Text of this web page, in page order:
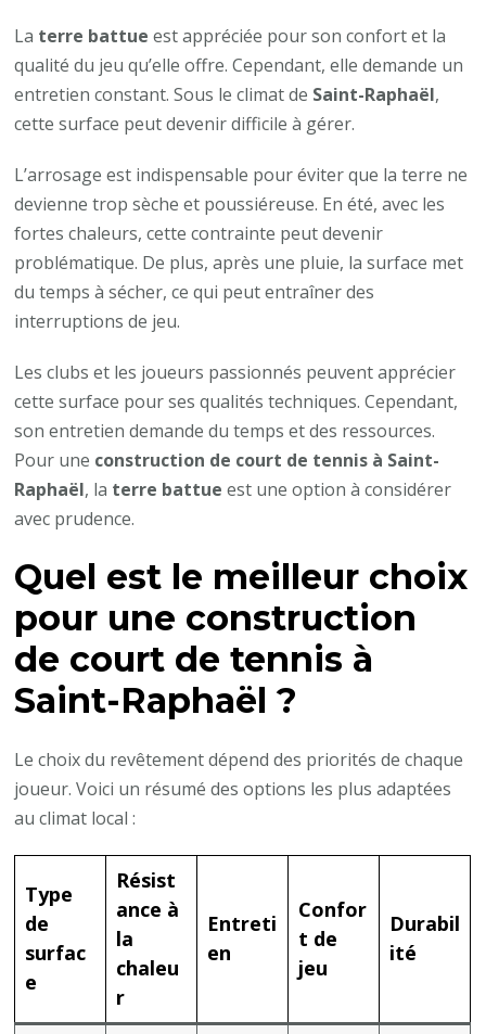
La terre battue est appréciée pour son confort et la
qualité du jeu qu’elle offre. Cependant, elle demande un
entretien constant. Sous le climat de Saint-Raphaël,
cette surface peut devenir difficile à gérer.
L’arrosage est indispensable pour éviter que la terre ne
devienne trop sèche et poussiéreuse. En été, avec les
fortes chaleurs, cette contrainte peut devenir
problématique. De plus, après une pluie, la surface met
du temps à sécher, ce qui peut entraîner des
interruptions de jeu.
Les clubs et les joueurs passionnés peuvent apprécier
cette surface pour ses qualités techniques. Cependant,
son entretien demande du temps et des ressources.
Pour une construction de court de tennis à Saint-
Raphaël, la terre battue est une option à considérer
avec prudence.
Quel est le meilleur choix
pour une construction
de court de tennis à
Saint-Raphaël ?
Le choix du revêtement dépend des priorités de chaque
joueur. Voici un résumé des options les plus adaptées
au climat local :
Type
de
surfac
e
Résist
ance à
la
chaleu
r
Entreti
en
Confor
t de
jeu
Durabil
ité